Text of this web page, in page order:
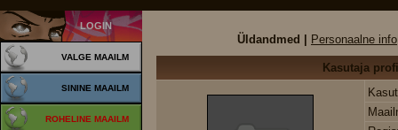
LOGIN
VALGE MAAILM
SININE MAAILM
ROHELINE MAAILM
Üldandmed | Personaalne info
Kasutaja